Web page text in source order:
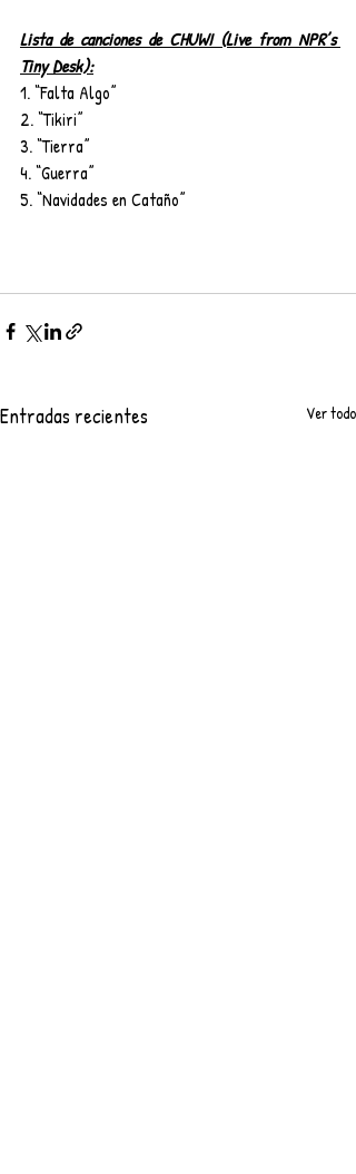
Lista de canciones de CHUWI (Live from NPR’s
Tiny Desk):
1. “Falta Algo”
2. “Tikiri”
3. “Tierra”
4. “Guerra”
5. “Navidades en Cataño”
Entradas recientes Ver todo